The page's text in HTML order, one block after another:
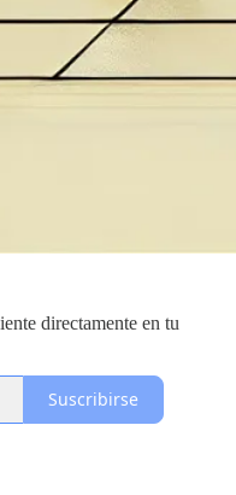
directamente en tu
Suscribirse